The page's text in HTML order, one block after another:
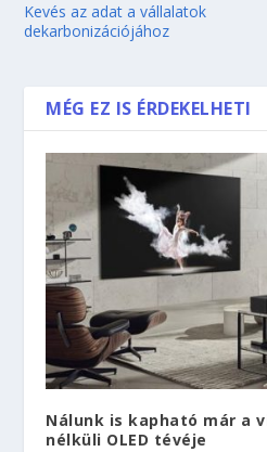
Kevés az adat a vállalatok
dekarbonizációjához
MÉG EZ IS ÉRDEKELHETI
Nálunk is kapható már a
nélküli OLED tévéje